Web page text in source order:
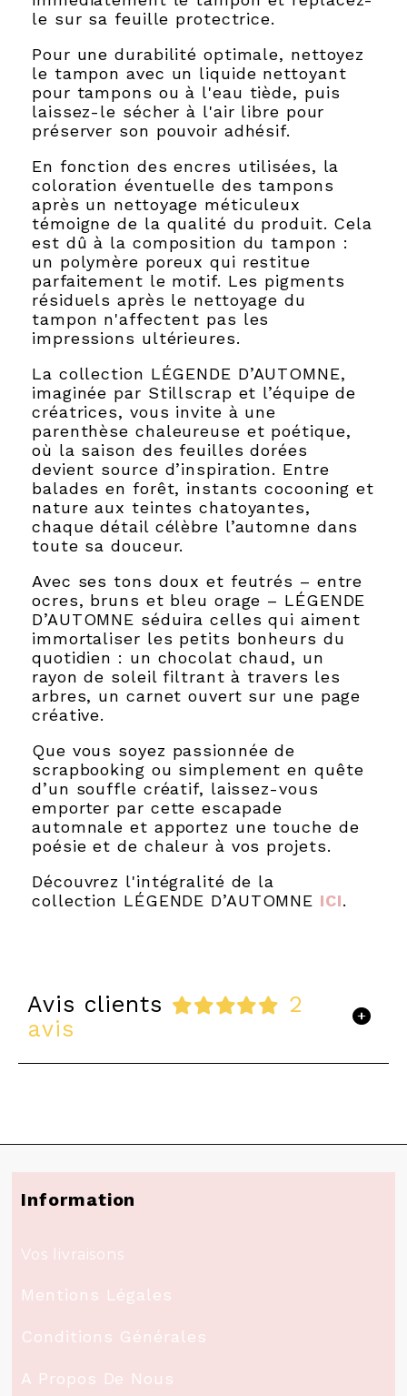
le sur sa feuille protectrice.
Pour une durabilité optimale, nettoyez
le tampon avec un liquide nettoyant
pour tampons ou à l'eau tiède, puis
laissez-le sécher à l'air libre pour
préserver son pouvoir adhésif.
En fonction des encres utilisées, la
coloration éventuelle des tampons
après un nettoyage méticuleux
témoigne de la qualité du produit. Cela
est dû à la composition du tampon :
un polymère poreux qui restitue
parfaitement le motif. Les pigments
résiduels après le nettoyage du
tampon n'affectent pas les
impressions ultérieures.
La collection LÉGENDE D’AUTOMNE,
imaginée par Stillscrap et l’équipe de
créatrices, vous invite à une
parenthèse chaleureuse et poétique,
où la saison des feuilles dorées
devient source d’inspiration. Entre
balades en forêt, instants cocooning et
nature aux teintes chatoyantes,
chaque détail célèbre l’automne dans
toute sa douceur.
Avec ses tons doux et feutrés – entre
ocres, bruns et bleu orage – LÉGENDE
D’AUTOMNE séduira celles qui aiment
immortaliser les petits bonheurs du
quotidien : un chocolat chaud, un
rayon de soleil filtrant à travers les
arbres, un carnet ouvert sur une page
créative.
Que vous soyez passionnée de
scrapbooking ou simplement en quête
d’un souffle créatif, laissez-vous
emporter par cette escapade
automnale et apportez une touche de
poésie et de chaleur à vos projets.
Découvrez l'intégralité de la
collection LÉGENDE D’AUTOMNE ICI.
Avis clients
2
avis
Information
Vos livraisons
Mentions Légales
Conditions Générales
A Propos De Nous